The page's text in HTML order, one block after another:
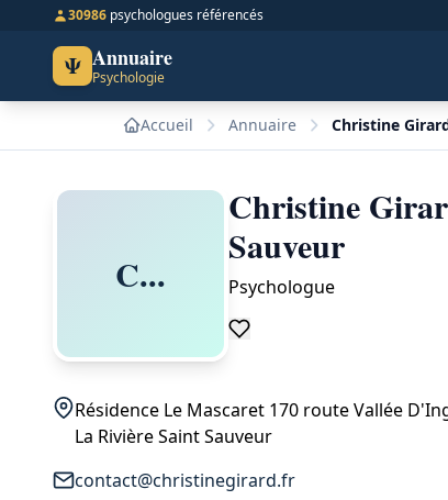
30986 psychologues référencés
Ψ Annuaire
Psychologie
Accueil Annuaire Christine
C...
Christine
Sauveur
Psychologue
Résidence Le Mascaret 170 route Vallée
La Rivière Saint Sauveur
contact@christinegirard.fr